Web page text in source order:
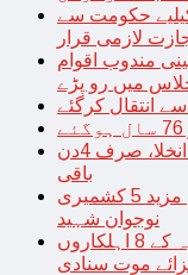
حکومت سے
لازمی قرار
مندوب اقوام
میں رو پڑے
انتقال کرگئے
غیر قانونی طور پر مقیم غیر ملکیوں کا انخلا، صرف 4دن
باقی
بھارتی فوج کی ریاستی دہشت گردی میں مزید 5 کشمیری
نوجوان شہید
جاسوسی کا الزام ثابت، قطر نے بھارتی بحریہ کے 8 اہلکاروں
موت سنادی